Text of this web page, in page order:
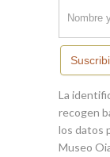
La
recogen
los datos
Museo